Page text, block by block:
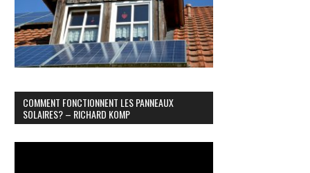
COMMENT FONCTIONNENT LES PANNEAUX
SOLAIRES? – RICHARD KOMP